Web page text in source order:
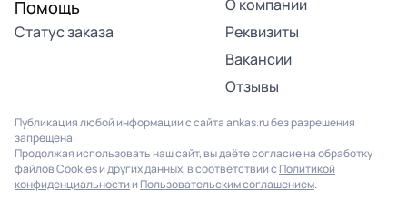
Помощь
Статус заказа
О компании
Реквизиты
Вакансии
Отзывы
Публикация любой информации с сайта ankas.ru без разрешения
запрещена.
Продолжая использовать наш сайт, вы даёте согласие на обработку
файлов Cookies и других данных, в соответствии с Политикой
конфиденциальности и Пользовательским соглашением.